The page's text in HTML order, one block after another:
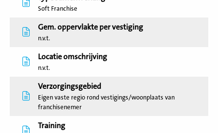
Soft Franchise
Gem. oppervlakte per vestiging
n.v.t.
Locatie omschrijving
n.v.t.
Verzorgingsgebied
Eigen vaste regio rond vestigings/woonplaats van
franchisenemer
Training